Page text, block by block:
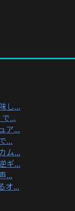
し...
...
ア...
...
ム...
ギ...
...
オ...